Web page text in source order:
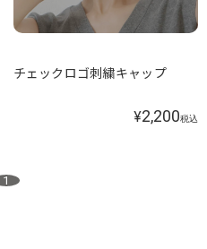
チェックロゴ刺繍キャップ
¥2,200税込
1